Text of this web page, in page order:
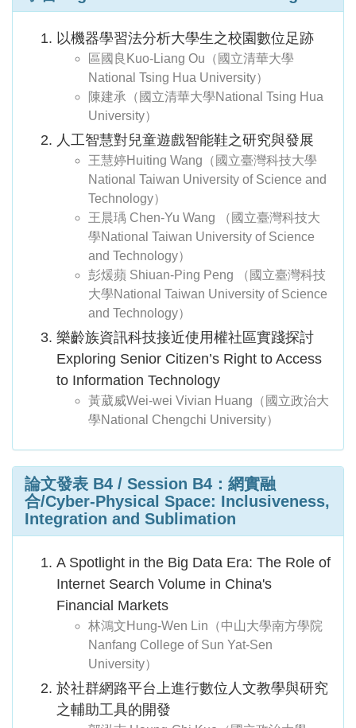
以機器學習法分析大學生之校園數位足跡
區國良Kuo-Liang Ou（國立清華大學
National Tsing Hua University）
陳建承（國立清華大學National Tsing Hua
University）
人工智慧對兒童遊戲智能鞋之研究與發展
王慧婷Huiting Wang（國立臺灣科技大學
National Taiwan University of Science and
Technology）
王晨瑀 Chen-Yu Wang （國立臺灣科技大
學National Taiwan University of Science
and Technology）
彭煖蘋 Shiuan-Ping Peng （國立臺灣科技
大學National Taiwan University of Science
and Technology）
樂齡族資訊科技接近使用權社區實踐探討
Exploring Senior Citizen’s Right to Access
to Information Technology
黃葳威Wei-wei Vivian Huang（國立政治大
學National Chengchi University）
論文發表 B4 / Session B4：網實融
合/Cyber-Physical Space: Inclusiveness,
Integration and Sublimation
A Spotlight in the Big Data Era: The Role of
Internet Search Volume in China's
Financial Markets
林鴻文Hung-Wen Lin（中山大學南方學院
Nanfang College of Sun Yat-Sen
University）
於社群網路平台上進行數位人文教學與研究
之輔助工具的開發